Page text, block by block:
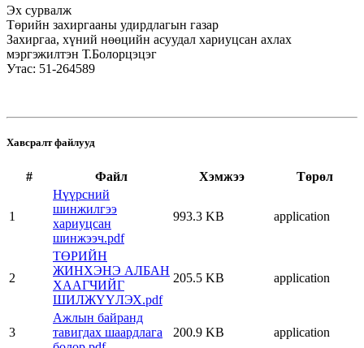
Эх сурвалж
Төрийн захиргааны удирдлагын газар
Захиргаа, хүний нөөцийн асуудал хариуцсан ахлах
мэргэжилтэн Т.Болорцэцэг
Утас: 51-264589
Хавсралт файлууд
# Файл Хэмжээ Төрөл
1
Нүүрсний
шинжилгээ
хариуцсан
шинжээч.pdf
993.3 KB application
2
ТӨРИЙН
ЖИНХЭНЭ АЛБАН
ХААГЧИЙГ
ШИЛЖҮҮЛЭХ.pdf
205.5 KB application
3
Ажлын байранд
тавигдах шаардлага
200.9 KB application